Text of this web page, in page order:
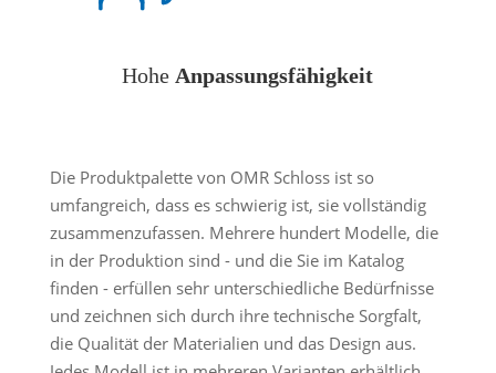
Hohe Anpassungsfähigkeit
Die Produktpalette von OMR Schloss ist so
umfangreich, dass es schwierig ist, sie vollständig
zusammenzufassen. Mehrere hundert Modelle, die
in der Produktion sind - und die Sie im Katalog
finden - erfüllen sehr unterschiedliche Bedürfnisse
und zeichnen sich durch ihre technische Sorgfalt,
die Qualität der Materialien und das Design aus.